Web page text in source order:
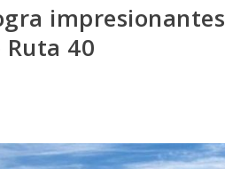
impresionantes
40